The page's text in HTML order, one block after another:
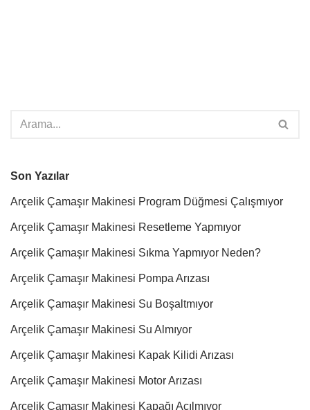
Son Yazılar
Arçelik Çamaşır Makinesi Program Düğmesi Çalışmıyor
Arçelik Çamaşır Makinesi Resetleme Yapmıyor
Arçelik Çamaşır Makinesi Sıkma Yapmıyor Neden?
Arçelik Çamaşır Makinesi Pompa Arızası
Arçelik Çamaşır Makinesi Su Boşaltmıyor
Arçelik Çamaşır Makinesi Su Almıyor
Arçelik Çamaşır Makinesi Kapak Kilidi Arızası
Arçelik Çamaşır Makinesi Motor Arızası
Arçelik Çamaşır Makinesi Kapağı Açılmıyor